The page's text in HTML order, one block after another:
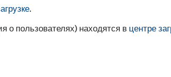
.
о пользователях) находятся в центре